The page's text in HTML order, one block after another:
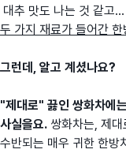
대추 맛도 나는 것 같고
두 가지 재료가 들어간
그런데, 알고 계셨나요?
"제대로" 끓인 쌍화차에
사실을요. 쌍화차는, 제대
수반되는 매우 귀한 한방